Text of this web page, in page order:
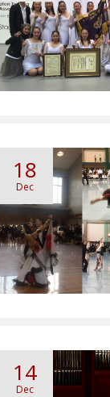
18
Dec
14
Dec